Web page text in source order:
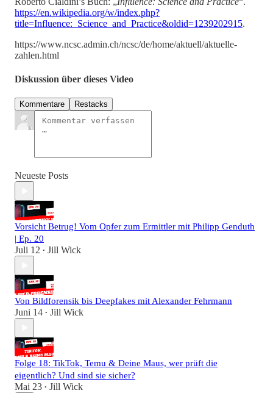
https://en.wikipedia.org/w/index.php?
title=Influence:_Science_and_Practice&oldid=1239202915.
https://www.ncsc.admin.ch/ncsc/de/home/aktuell/aktuelle-
zahlen.html
Diskussion über dieses Video
Kommentare Restacks
Neueste Posts
Vorsicht Betrug! Vom Opfer zum Ermittler mit Philipp Genduth
| Ep. 20
Juli 12 • Jill Wick
Von Bildforensik bis Deepfakes mit Alexander Fehrmann
Juni 14 • Jill Wick
Folge 18: TikTok, Temu & Deine Maus, wer prüft die
eigentlich? Und sind sie sicher?
Mai 23 • Jill Wick